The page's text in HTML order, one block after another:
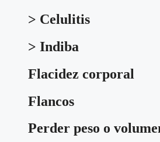
> Celulitis
> Indiba
Flacidez corporal
Flancos
Perder peso o